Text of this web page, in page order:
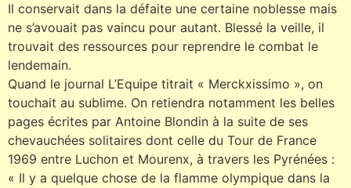
Il conservait dans la défaite une certaine noblesse mais
ne s’avouait pas vaincu pour autant. Blessé la veille, il
trouvait des ressources pour reprendre le combat le
lendemain.
Quand le journal L’Equipe titrait « Merckxissimo », on
touchait au sublime. On retiendra notamment les belles
pages écrites par Antoine Blondin à la suite de ses
chevauchées solitaires dont celle du Tour de France
1969 entre Luchon et Mourenx, à travers les Pyrénées :
« Il y a quelque chose de la flamme olympique dans la